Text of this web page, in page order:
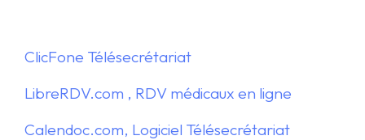
ClicFone Télésecrétariat
LibreRDV.com , RDV médicaux en ligne
Calendoc.com, Logiciel Télésecrétariat